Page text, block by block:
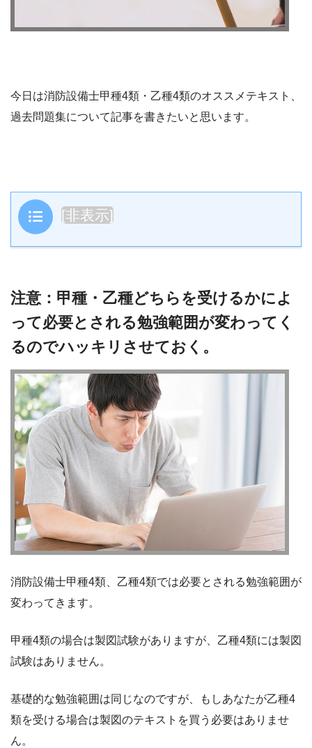
今日は消防設備士甲種4類・乙種4類のオススメテキスト、
過去問題集について記事を書きたいと思います。
目次 [非表示]
注意：甲種・乙種どちらを受けるかによ
って必要とされる勉強範囲が変わってく
るのでハッキリさせておく。
消防設備士甲種4類、乙種4類では必要とされる勉強範囲が
変わってきます。
甲種4類の場合は製図試験がありますが、乙種4類には製図
試験はありません。
基礎的な勉強範囲は同じなのですが、もしあなたが乙種4
類を受ける場合は製図のテキストを買う必要はありませ
ん。